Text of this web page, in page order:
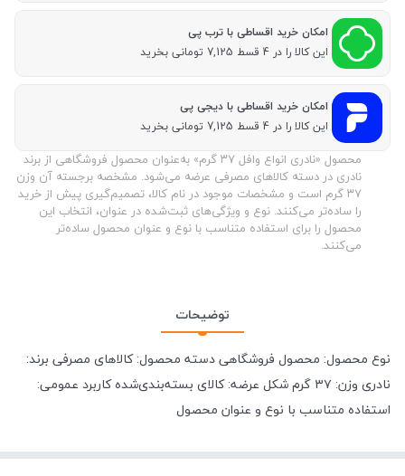
امکان خرید اقساطی با ترب پی
این کالا را در 4 قسط 7,125 تومانی بخرید
امکان خرید اقساطی با دیجی پی
این کالا را در 4 قسط 7,125 تومانی بخرید
محصول «نادری انواع وافل ۳۷ گرم» به‌عنوان محصول فروشگاهی از برند
نادری در دسته کالاهای مصرفی عرضه می‌شود. مشخصه برجسته آن وزن
۳۷ گرم است و مشخصات موجود در نام کالا، تصمیم‌گیری پیش از خرید
را ساده‌تر می‌کنند. نوع و ویژگی‌های ثبت‌شده در عنوان، انتخاب این
محصول را برای استفاده متناسب با نوع و عنوان محصول ساده‌تر
می‌کنند.
توضیحات
نوع محصول: محصول فروشگاهی دسته محصول: کالاهای مصرفی برند:
نادری وزن: ۳۷ گرم شکل عرضه: کالای بسته‌بندی‌شده کاربرد عمومی:
استفاده متناسب با نوع و عنوان محصول